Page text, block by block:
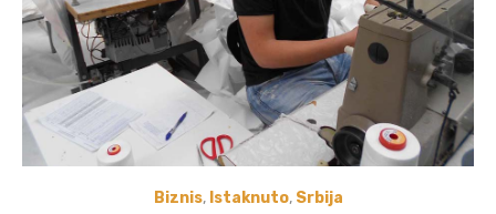
Biznis, Istaknuto, Srbija